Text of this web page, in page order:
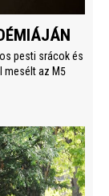
pesti srácok és
mesélt az M5